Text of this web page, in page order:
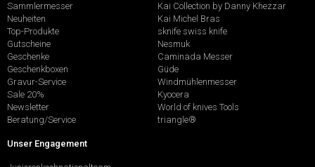
Sammlermesser
Neuheiten
Top-Produkte
Gutscheine
Geschenke
Geschenkboxen
Gravur-Service
Sale 20%
Newsletter
Beratung/Service
Kai Collection by Danny Khezzar
Kai Michel Bras
sknife swiss knife
Nesmuk
Caminada Messer
Güde
Windmühlenmesser
Kyocera
World of knives Tools
triangle®
Unser Engagement